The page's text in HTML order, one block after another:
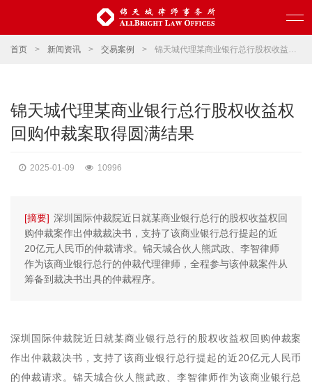
首页 > 新闻资讯 > 交易案例 > 锦天城代理某商业银行总行股权收益权回购仲裁案取得圆满结果
锦天城代理某商业银行总行股权收益权
回购仲裁案取得圆满结果
2025-01-09 10996
[摘要] 深圳国际仲裁院近日就某商业银行总行的股权收益权回
购仲裁案作出仲裁裁决书，支持了该商业银行总行提起的近
20亿元人民币的仲裁请求。锦天城合伙人熊武政、李智律师
作为该商业银行总行的仲裁代理律师，全程参与该仲裁案件从
筹备到裁决书出具的仲裁程序。
深圳国际仲裁院近日就某商业银行总行的股权收益权回购仲裁案
作出仲裁裁决书，支持了该商业银行总行提起的近20亿元人民币
的仲裁请求。锦天城合伙人熊武政、李智律师作为该商业银行总